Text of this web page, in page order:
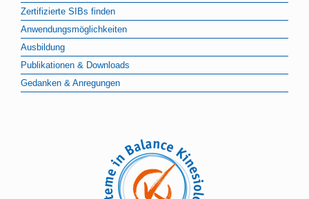
Zertifizierte SIBs finden
Anwendungsmöglichkeiten
Ausbildung
Publikationen & Downloads
Gedanken & Anregungen